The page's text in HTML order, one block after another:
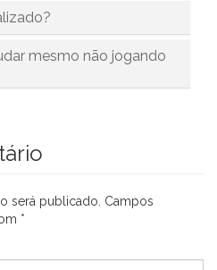
mesmo não jogando
será publicado. Campos
*